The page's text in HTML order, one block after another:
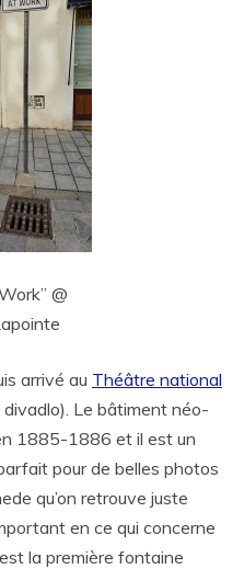
@
arrivé au Théâtre national
Le bâtiment néo-
1885-1886 et il est un
pour de belles photos
qu’on retrouve juste
en ce qui concerne
la première fontaine